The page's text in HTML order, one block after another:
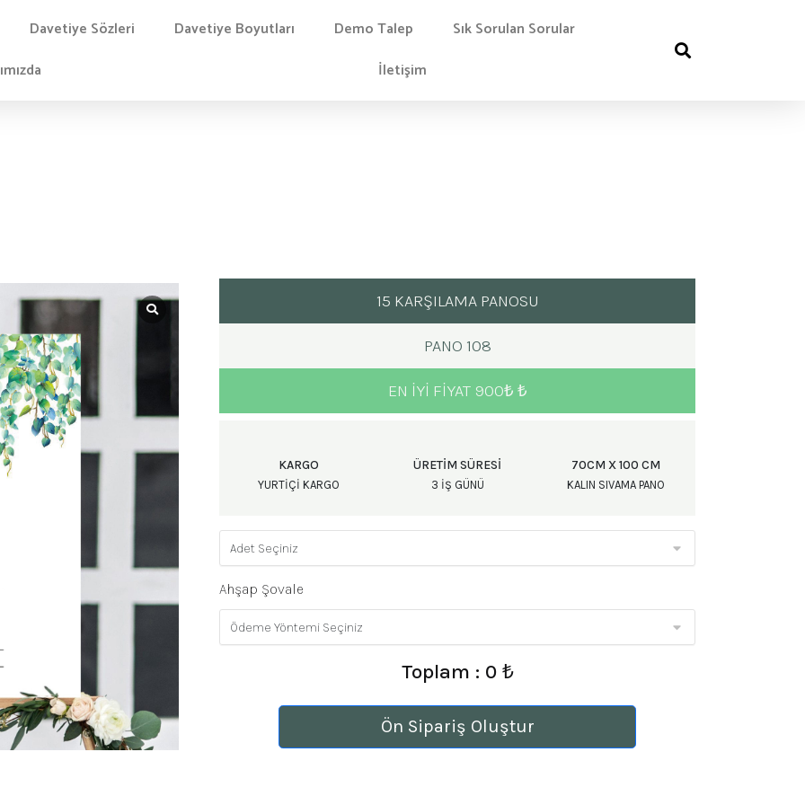
Davetiye Sözleri Davetiye Boyutları Demo Talep
Sık Sorulan Sorular
İletişim
15 KARŞILAMA PANOSU
PANO 108
EN IYI FIYAT 900₺ ₺
KARGO
YURTIÇI KARGO
ÜRETIM SÜRESI
3 IŞ GÜNÜ
70CM X 100 CM
KALIN SIVAMA PANO
Ahşap Şovale
Toplam : 0 ₺
Ön Sipariş Oluştur